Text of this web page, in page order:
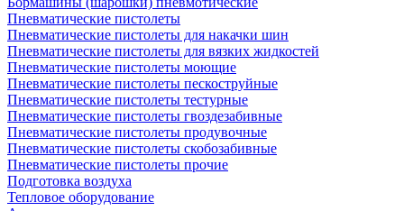
Пневматические пистолеты
Пневматические пистолеты для накачки шин
Пневматические пистолеты для вязких жидкостей
Пневматические пистолеты моющие
Пневматические пистолеты пескоструйные
Пневматические пистолеты тестурные
Пневматические пистолеты гвоздезабивные
Пневматические пистолеты продувочные
Пневматические пистолеты скобозабивные
Пневматические пистолеты прочие
Подготовка воздуха
Тепловое оборудование